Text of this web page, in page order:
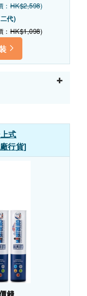
：HK$2,598)
代)
：HK$1,098)
式
行貨]